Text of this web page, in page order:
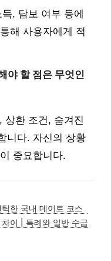
, 담보 여부 등에
해 사용자에게 적
야 할 점은 무엇인
상환 조건, 숨겨진
니다. 자신의 상황
중요합니다.
한 국내 데이트 코스
이 | 특례와 일반 수급